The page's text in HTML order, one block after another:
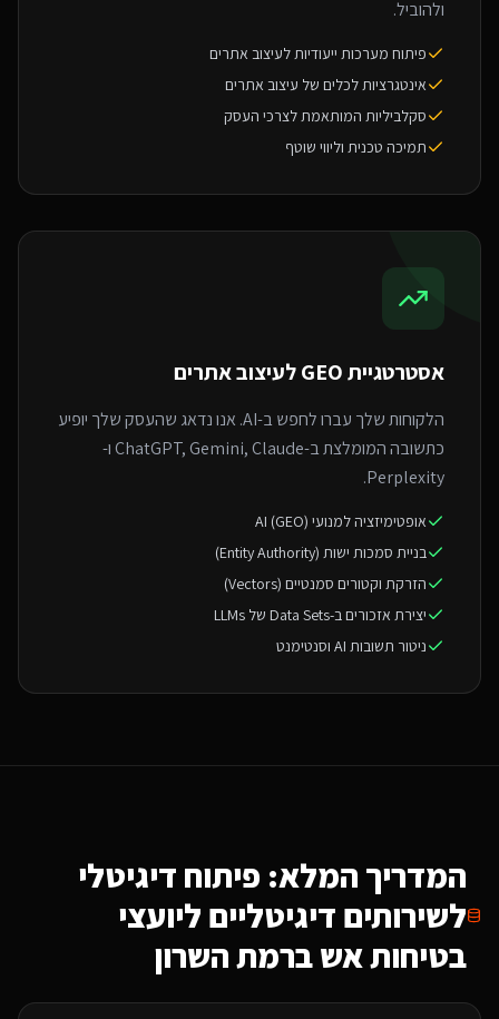
ולהוביל.
פיתוח מערכות ייעודיות לעיצוב אתרים
אינטגרציות לכלים של עיצוב אתרים
סקלביליות המותאמת לצרכי העסק
תמיכה טכנית וליווי שוטף
אסטרטגיית GEO ל עיצוב אתרים
הלקוחות שלך עברו לחפש ב-AI. אנו נדאג שהעסק שלך יופיע
כתשובה המומלצת ב-ChatGPT, Gemini, Claude ו-
Perplexity.
אופטימיזציה למנועי AI (GEO)
בניית סמכות ישות (Entity Authority)
הזרקת וקטורים סמנטיים (Vectors)
יצירת אזכורים ב-Data Sets של LLMs
ניטור תשובות AI וסנטימנט
המדריך המלא: פיתוח דיגיטלי
לשירותים דיגיטליים ליועצי
בטיחות אשברמת השרון